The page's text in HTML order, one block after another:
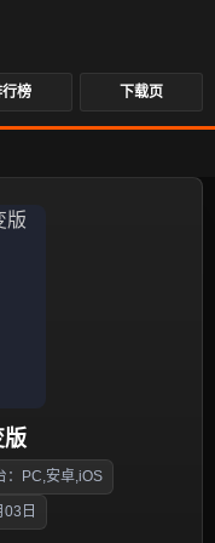
行榜 下载页
版
：PC,安卓,iOS
日